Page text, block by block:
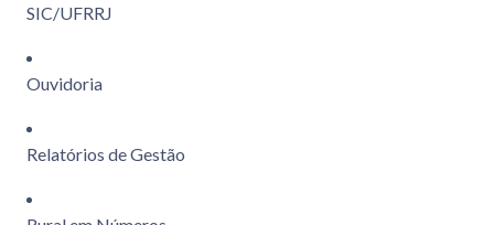
SIC/UFRRJ
Ouvidoria
Relatórios de Gestão